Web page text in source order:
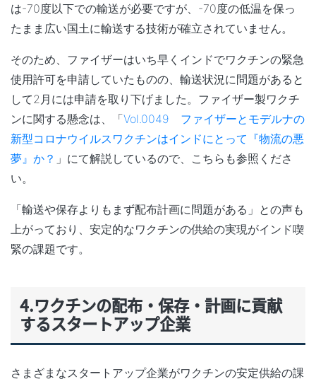
は-70度以下での輸送が必要ですが、-70度の低温を保っ
たまま広い国土に輸送する技術が確立されていません。
そのため、ファイザーはいち早くインドでワクチンの緊急
使用許可を申請していたものの、輸送状況に問題があると
して2月には申請を取り下げました。ファイザー製ワクチ
ンに関する懸念は、「Vol.0049 ファイザーとモデルナの
新型コロナウイルスワクチンはインドにとって『物流の悪
夢』か？ 」にて解説しているので、こちらも参照くださ
い。
「輸送や保存よりもまず配布計画に問題がある」との声も
上がっており、安定的なワクチンの供給の実現がインド喫
緊の課題です。
4.ワクチンの配布・保存・計画に貢献
するスタートアップ企業
さまざまなスタートアップ企業がワクチンの安定供給の課